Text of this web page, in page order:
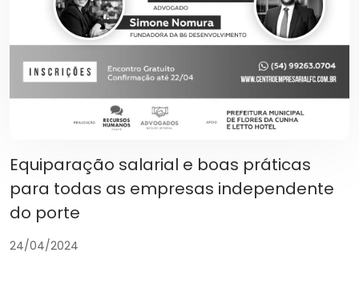
Equiparação salarial e boas práticas
para todas as empresas independente
do porte
24/04/2024